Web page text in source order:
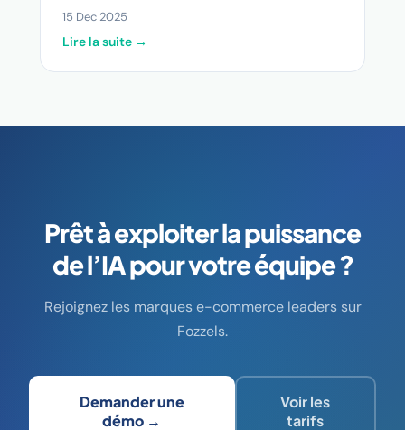
15 Dec 2025
Lire la suite →
Prêt à exploiter la puissance
de l’IA pour votre équipe ?
Rejoignez les marques e-commerce leaders sur
Fozzels.
Demander une
démo →
Voir les
tarifs